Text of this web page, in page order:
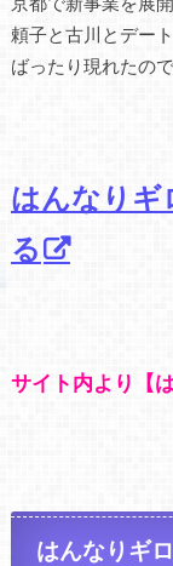
頼子と古川とデー
ばったり現れたの
はんなりギ
る
サイト内より【
はんなりギ